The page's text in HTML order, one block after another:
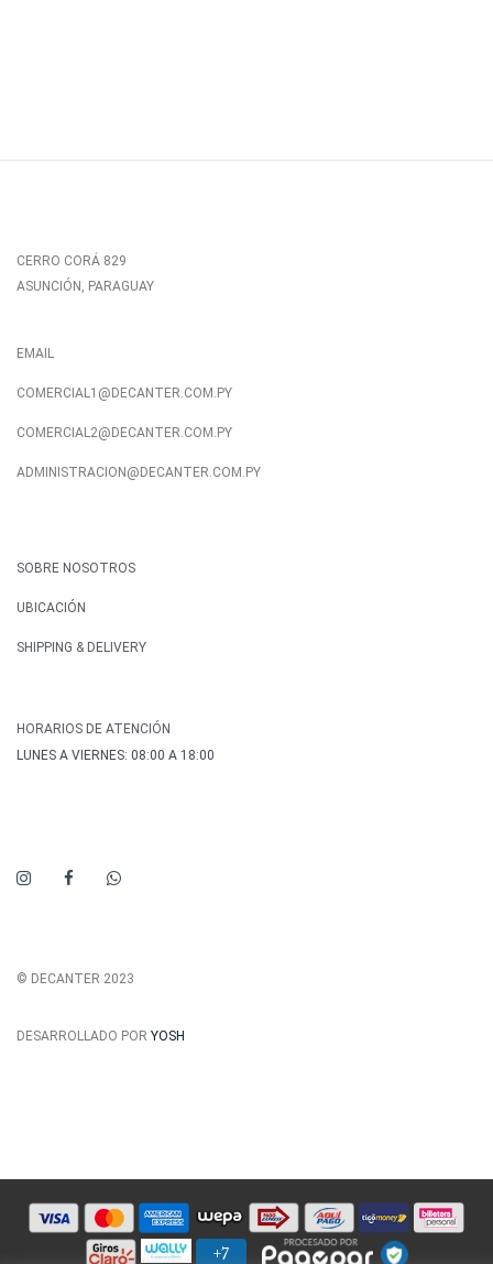
CERRO CORÁ 829
ASUNCIÓN, PARAGUAY
EMAIL
COMERCIAL1@DECANTER.COM.PY
COMERCIAL2@DECANTER.COM.PY
ADMINISTRACION@DECANTER.COM.PY
SOBRE NOSOTROS
UBICACIÓN
SHIPPING & DELIVERY
HORARIOS DE ATENCIÓN
LUNES A VIERNES: 08:00 A 18:00
© DECANTER 2023
DESARROLLADO POR YOSH